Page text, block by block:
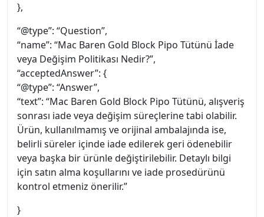
},
“@type”: “Question”,
“name”: “Mac Baren Gold Block Pipo Tütünü İade
veya Değişim Politikası Nedir?”,
“acceptedAnswer”: {
“@type”: “Answer”,
“text”: “Mac Baren Gold Block Pipo Tütünü, alışveriş
sonrası iade veya değişim süreçlerine tabi olabilir.
Ürün, kullanılmamış ve orijinal ambalajında ise,
belirli süreler içinde iade edilerek geri ödenebilir
veya başka bir ürünle değiştirilebilir. Detaylı bilgi
için satın alma koşullarını ve iade prosedürünü
kontrol etmeniz önerilir.”
}